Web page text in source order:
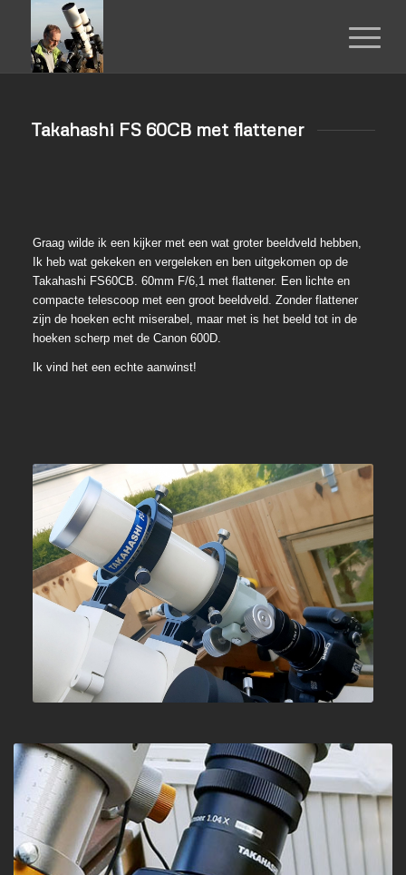
Takahashi FS 60CB met flattener
Graag wilde ik een kijker met een wat groter beeldveld hebben,
Ik heb wat gekeken en vergeleken en ben uitgekomen op de
Takahashi FS60CB. 60mm F/6,1 met flattener. Een lichte en
compacte telescoop met een groot beeldveld. Zonder flattener
zijn de hoeken echt miserabel, maar met is het beeld tot in de
hoeken scherp met de Canon 600D.
Ik vind het een echte aanwinst!